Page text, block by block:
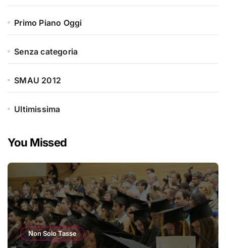
Primo Piano Oggi
Senza categoria
SMAU 2012
Ultimissima
You Missed
Non Solo Tasse